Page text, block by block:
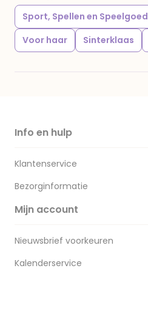
Sport, Spellen en Speelgoed
Voor haar
Sinterklaas
Info en hulp
Klantenservice
Bezorginformatie
Mijn account
Nieuwsbrief voorkeuren
Kalenderservice